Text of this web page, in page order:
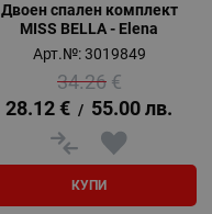
Двоен спален комплект
MISS BELLA - Elena
Арт.№: 3019849
34.26 €
28.12 € / 55.00 лв.
КУПИ